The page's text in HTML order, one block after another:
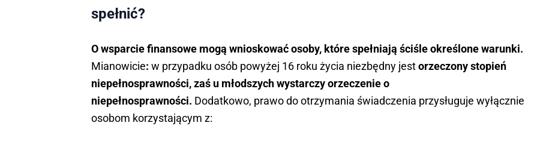
spełnić?
O wsparcie finansowe mogą wnioskować osoby, które spełniają ściśle określone warunki.
Mianowicie: w przypadku osób powyżej 16 roku życia niezbędny jestorzeczony stopień
niepełnosprawności, zaś u młodszych wystarczy orzeczenie o
niepełnosprawności. Dodatkowo, prawo do otrzymania świadczenia przysługuje wyłącznie
osobom korzystającym z: